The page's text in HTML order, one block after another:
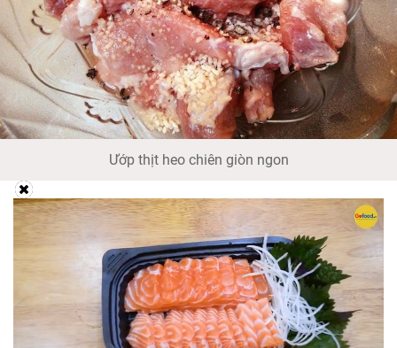
Ướp thịt heo chiên giòn ngon